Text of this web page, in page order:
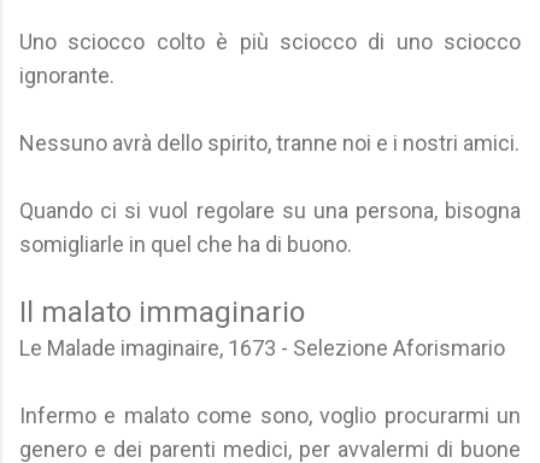
Uno sciocco colto è più sciocco di uno sciocco
ignorante.
Nessuno avrà dello spirito, tranne noi e i nostri amici.
Quando ci si vuol regolare su una persona, bisogna
somigliarle in quel che ha di buono.
Il malato immaginario
Le Malade imaginaire, 1673 - Selezione Aforismario
Infermo e malato come sono, voglio procurarmi un
genero e dei parenti medici, per avvalermi di buone